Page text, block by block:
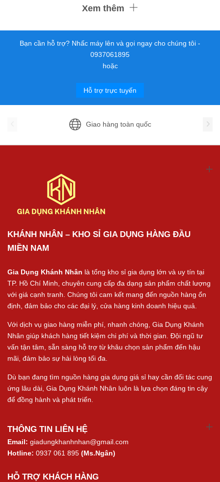
Xem thêm
Bạn cần hỗ trợ? Nhấc máy lên và gọi ngay cho chúng tôi -
0937061895
hoặc
Hỗ trợ trực tuyến
Giao hàng toàn quốc
KHÁNH NHÂN – KHO SỈ GIA DỤNG HÀNG ĐẦU
MIỀN NAM
Gia Dụng Khánh Nhân là tổng kho sỉ gia dụng lớn và uy tín tại
TP. Hồ Chí Minh, chuyên cung cấp đa dạng sản phẩm chất lượng
với giá cạnh tranh. Chúng tôi cam kết mang đến nguồn hàng ổn
định, đảm bảo cho các đại lý, cửa hàng kinh doanh hiệu quả.
Với dịch vụ giao hàng miễn phí, nhanh chóng, Gia Dụng Khánh
Nhân giúp khách hàng tiết kiệm chi phí và thời gian. Đội ngũ tư
vấn tận tâm, sẵn sàng hỗ trợ từ khâu chọn sản phẩm đến hậu
mãi, đảm bảo sự hài lòng tối đa.
Dù bạn đang tìm nguồn hàng gia dụng giá sỉ hay cần đối tác cung
ứng lâu dài, Gia Dụng Khánh Nhân luôn là lựa chọn đáng tin cậy
để đồng hành và phát triển.
THÔNG TIN LIÊN HỆ
Email: giadungkhanhnhan@gmail.com
Hotline: 0937 061 895 (Ms.Ngân)
HỖ TRỢ KHÁCH HÀNG